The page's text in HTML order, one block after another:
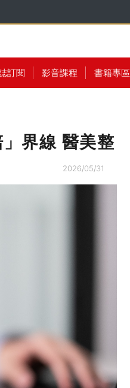
訂閱 影音課程 書籍專區
界線 醫美整
2026/05/31